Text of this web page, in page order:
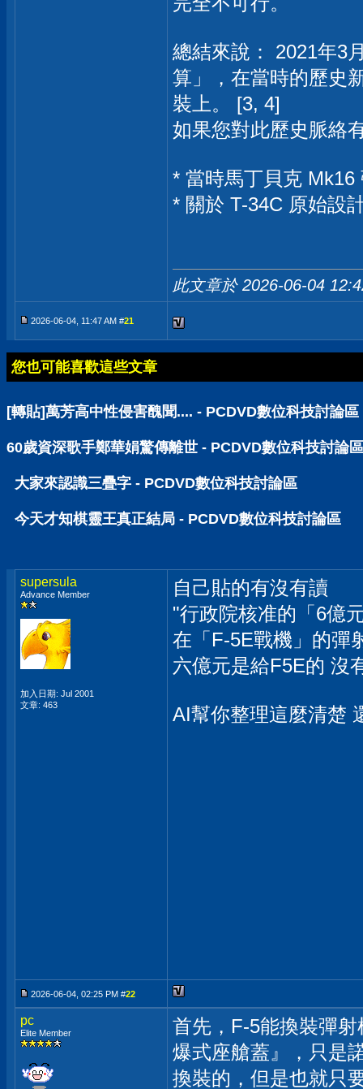
總結來說： 2021年3
算」，在當時的歷史
裝上。 [3, 4]
如果您對此歷史脈絡
* 當時馬丁貝克
* 關於 T-34C 原始設
此文章於 2026-06-04
2026-06-04, 11:47 AM #21
您也可能喜歡這些文章
[轉貼]萬芳高中性侵害醜聞.... - PCDVD數位科技討論區
60歲資深歌手鄭華娟驚傳離世 - PCDVD數位科技討論區
大家來認識三疊字 - PCDVD數位科技討論區
今天才知棋靈王真正結局 - PCDVD數位科技討論區
supersula
Advance Member
加入日期: Jul 2001
文章: 463
自己貼的有沒有讀
"行政院核准的「6億
在「F-5E戰機」的彈
六億元是給F5E的 沒
AI幫你整理這麼清楚
2026-06-04, 02:25 PM #22
pc
Elite Member
首先，F-5能換裝彈
爆式座艙蓋』，只是
換裝的，但是也就只